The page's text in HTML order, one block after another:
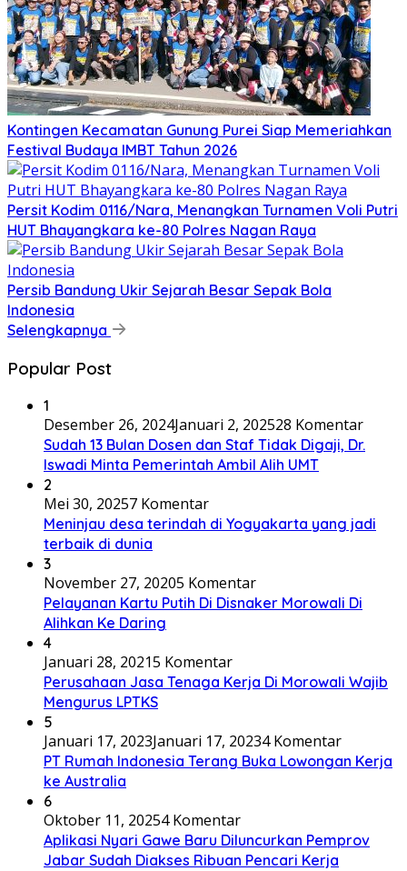
Kontingen Kecamatan Gunung Purei Siap Memeriahkan
Festival Budaya IMBT Tahun 2026
Persit Kodim 0116/Nara, Menangkan Turnamen Voli Putri
HUT Bhayangkara ke-80 Polres Nagan Raya
Persib Bandung Ukir Sejarah Besar Sepak Bola
Indonesia
Selengkapnya
Popular Post
1
Desember 26, 2024Januari 2, 202528 Komentar
Sudah 13 Bulan Dosen dan Staf Tidak Digaji, Dr.
Iswadi Minta Pemerintah Ambil Alih UMT
2
Mei 30, 20257 Komentar
Meninjau desa terindah di Yogyakarta yang jadi
terbaik di dunia
3
November 27, 20205 Komentar
Pelayanan Kartu Putih Di Disnaker Morowali Di
Alihkan Ke Daring
4
Januari 28, 20215 Komentar
Perusahaan Jasa Tenaga Kerja Di Morowali Wajib
Mengurus LPTKS
5
Januari 17, 2023Januari 17, 20234 Komentar
PT Rumah Indonesia Terang Buka Lowongan Kerja
ke Australia
6
Oktober 11, 20254 Komentar
Aplikasi Nyari Gawe Baru Diluncurkan Pemprov
Jabar Sudah Diakses Ribuan Pencari Kerja